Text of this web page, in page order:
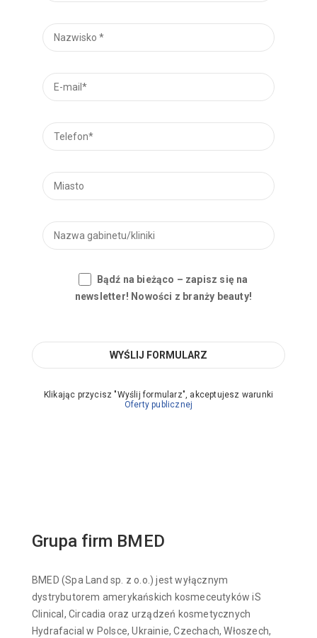
Bądź na bieżąco – zapisz się na
newsletter! Nowości z branży beauty!
Klikając przycisz "Wyślij formularz", akceptujesz warunki
Oferty publicznej
Grupa firm BMED
BMED (Spa Land sp. z o.o.) jest wyłącznym
dystrybutorem amerykańskich kosmeceutyków iS
Clinical, Circadia oraz urządzeń kosmetycznych
Hydrafacial w Polsce, Ukrainie, Czechach, Włoszech,